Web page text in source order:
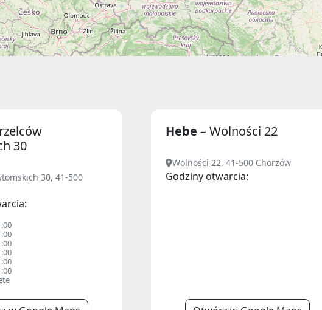
30
30, 41-500
Hebe – Wolności 22
Wolności 22, 41-500 Chorzów
Godziny otwarcia: